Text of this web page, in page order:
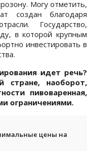
Могу отметить,
создан благодаря
Государство,
в которой крупным
инвестировать в
идет речь?
стране, наоборот,
пивоваренная,
ограничениями.
цены на